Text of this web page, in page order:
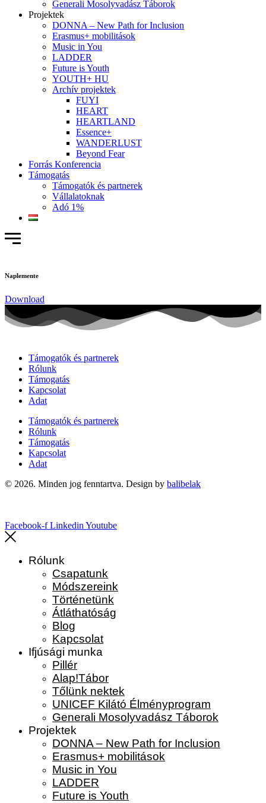
Generali Mosolyvadász Táborok
Projektek
DONNA – New Path for Inclusion
Erasmus+ mobilitások
Music in You
LADDER
Future is Youth
YOUTH+ HU
Archív projektek
FUYI
HEART
HEARTLAND
Essence+
WANDERLUST
Beyond Fear
Forrás Konferencia
Támogatás
Támogatók és partnerek
Vállalatoknak
Adó 1%
Naplemente
Download
Támogatók és partnerek
Rólunk
Támogatás
Kapcsolat
Adat
Támogatók és partnerek
Rólunk
Támogatás
Kapcsolat
Adat
© 2026. Minden jog fenntartva. Design by balibelak
Facebook-f Linkedin Youtube
Rólunk
Csapatunk
Módszereink
Történetünk
Átláthatóság
Blog
Kapcsolat
Ifjúsági munka
Pillér
Alap!Tábor
Tőlünk nektek
UNICEF Kilátó Élményprogram
Generali Mosolyvadász Táborok
Projektek
DONNA – New Path for Inclusion
Erasmus+ mobilitások
Music in You
LADDER
Future is Youth